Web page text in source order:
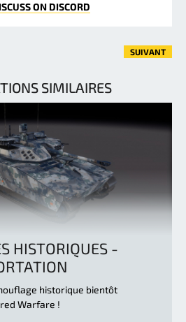
ON DISCORD
SUIVANT
SIMILAIRES
HISTORIQUES -
historique bientôt
Warfare !